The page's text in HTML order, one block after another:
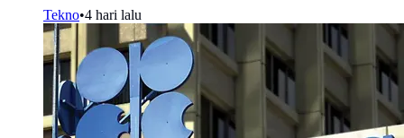
Tekno•4 hari lalu